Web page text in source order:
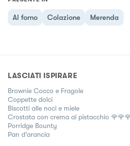
Al forno Colazione Merenda
LASCIATI ISPIRARE
Brownie Cocco e Fragole
Coppette dolci
Biscotti alle noci e miele
Crostata con crema al pistacchio
Porridge Bounty
Pan d’arancia